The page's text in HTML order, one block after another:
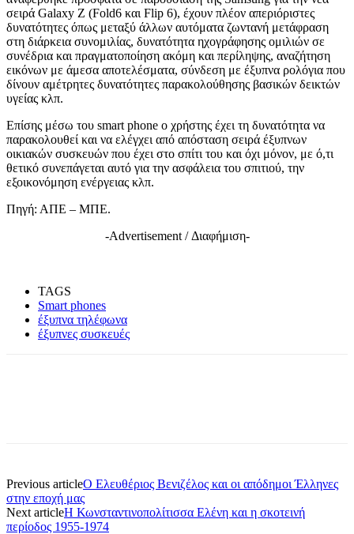
σειρά Galaxy Ζ (Fold6 και Flip 6), έχουν πλέον απεριόριστες
δυνατότητες όπως μεταξύ άλλων αυτόματα ζωντανή μετάφραση
στη διάρκεια συνομιλίας, δυνατότητα ηχογράφησης ομιλιών σε
συνέδρια και πραγματοποίηση ακόμη και περίληψης, αναζήτηση
εικόνων με άμεσα αποτελέσματα, σύνδεση με έξυπνα ρολόγια που
δίνουν αμέτρητες δυνατότητες παρακολούθησης βασικών δεικτών
υγείας κλπ.
Επίσης μέσω του smart phone ο χρήστης έχει τη δυνατότητα να
παρακολουθεί και να ελέγχει από απόσταση σειρά έξυπνων
οικιακών συσκευών που έχει στο σπίτι του και όχι μόνον, με ό,τι
θετικό συνεπάγεται αυτό για την ασφάλεια του σπιτιού, την
εξοικονόμηση ενέργειας κλπ.
Πηγή: ΑΠΕ – ΜΠΕ.
-Advertisement / Διαφήμιση-
TAGS
Smart phones
έξυπνα τηλέφωνα
έξυπνες συσκευές
Previous articleΟ Ελευθέριος Βενιζέλος και οι απόδημοι Έλληνες
στην εποχή μας
Next articleΗ Κωνσταντινοπολίτισσα Ελένη και η σκοτεινή
περίοδος 1955-1974